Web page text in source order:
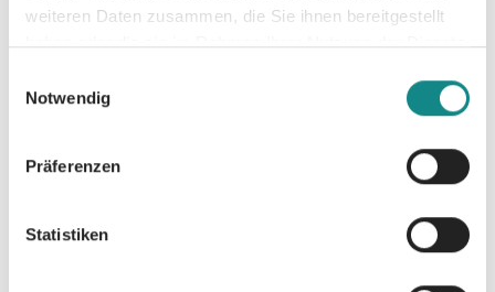
weiteren Daten zusammen, die Sie ihnen bereitgestellt
haben oder die sie im Rahmen Ihrer Nutzung der Dienste
Notwendig
Präferenzen
Statistiken